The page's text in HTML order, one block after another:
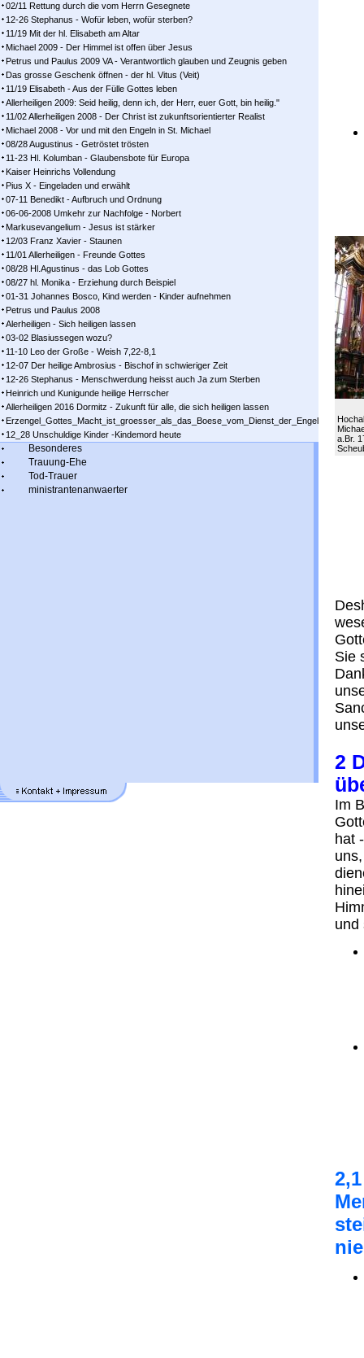
02/11 Rettung durch die vom Herrn Gesegnete
12-26 Stephanus - Wofür leben, wofür sterben?
11/19 Mit der hl. Elisabeth am Altar
Michael 2009 - Der Himmel ist offen über Jesus
Petrus und Paulus 2009 VA - Verantwortlich glauben und Zeugnis geben
Das grosse Geschenk öffnen - der hl. Vitus (Veit)
11/19 Elisabeth - Aus der Fülle Gottes leben
Allerheiligen 2009: Seid heilig, denn ich, der Herr, euer Gott, bin heilig."
11/02 Allerheiligen 2008 - Der Christ ist zukunftsorientierter Realist
Michael 2008 - Vor und mit den Engeln in St. Michael
08/28 Augustinus - Getröstet trösten
11-23 Hl. Kolumban - Glaubensbote für Europa
Kaiser Heinrichs Vollendung
Pius X - Eingeladen und erwählt
07-11 Benedikt - Aufbruch und Ordnung
06-06-2008 Umkehr zur Nachfolge - Norbert
Markusevangelium - Jesus ist stärker
12/03 Franz Xavier - Staunen
11/01 Allerheiligen - Freunde Gottes
08/28 Hl.Agustinus - das Lob Gottes
08/27 hl. Monika - Erziehung durch Beispiel
01-31 Johannes Bosco, Kind werden - Kinder aufnehmen
Petrus und Paulus 2008
Alerheiligen - Sich heiligen lassen
03-02 Blasiussegen wozu?
11-10 Leo der Große - Weish 7,22-8,1
12-07 Der heilige Ambrosius - Bischof in schwieriger Zeit
12-26 Stephanus - Menschwerdung heisst auch Ja zum Sterben
Heinrich und Kunigunde heilige Herrscher
Allerheiligen 2016 Dormitz - Zukunft für alle, die sich heiligen lassen
Erzengel_Gottes_Macht_ist_groesser_als_das_Boese_vom_Dienst_der_Engel
12_28 Unschuldige Kinder -Kindemord heute
Besonderes
Trauung-Ehe
Tod-Trauer
ministrantenanwaerter
a.Br.
Sie
2
Im
hat
und